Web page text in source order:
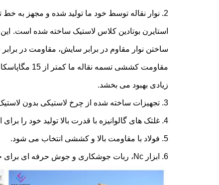
2. نوار نقاله توسط خود ما تولید شده و مجهز به خط تولید درجه اول در چین است.
استایرن بوتادین کلاس لاستیک ساخته شده است.
ساختن نوار مقاوم در برابر سایش، مقاومت در
زیادی بهبود می بخشد.
3. تجهیزات ساخته شده از چرخ لاستیکی بدون لاستیک هوا است که مقاوم در برابر سایش و دارای زندگی عمیق است.
4. غلتک های گالوانیزه با قدرت بالا تولید خود را برای اطمینان از کیفیت بالا و عمر طولانی.
5. فولاد با مقاومت بالا و کششی انتخاب می شود.
6. ابزار Nc، ربات جوشکاری و جوش حرفه ای برای جوشکاری برای اطمینان از کیفیت جوشکاری استفاده می شود.